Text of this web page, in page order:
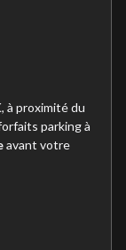
à proximité du
parking à
avant votre